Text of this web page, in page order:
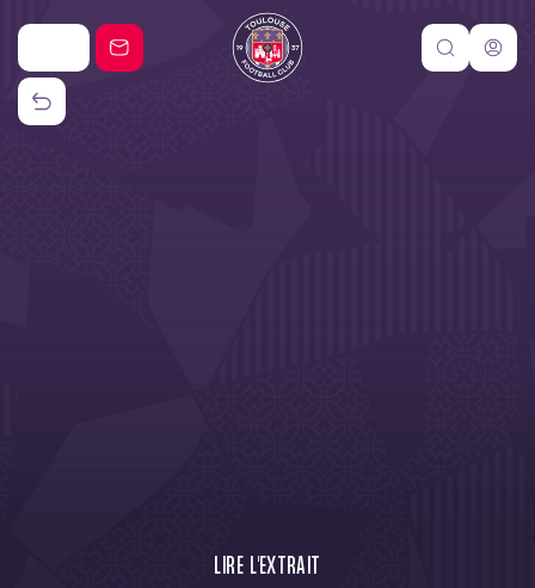
LIRE L'EXTRAIT